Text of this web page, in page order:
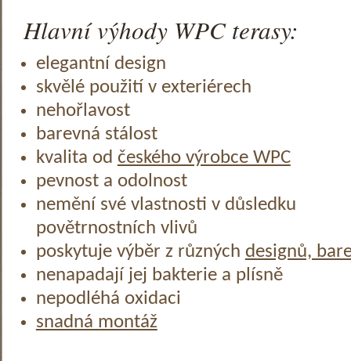
Hlavní výhody WPC terasy:
elegantní design
skvělé použití v exteriérech
nehořlavost
barevná stálost
kvalita od českého výrobce WPC
pevnost a odolnost
nemění své vlastnosti v důsledku
povětrnostních vlivů
poskytuje výběr z různých designů,
nenapadají jej bakterie a plísně
nepodléhá oxidaci
snadná montáž